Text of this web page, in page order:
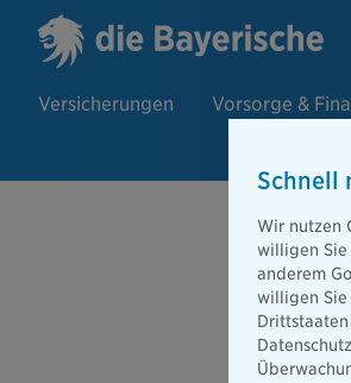
Versicherungen Vorsorge &
Schnell
Wir nutzen
willigen Sie
anderem
willigen Sie